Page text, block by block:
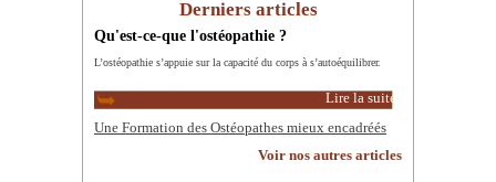
Derniers articles
Qu'est-ce-que l'ostéopathie ?
L’ostéopathie s’appuie sur la capacité du corps à s’autoéquilibrer.
Lire la suite
Une Formation des Ostéopathes mieux encadréés
Voir nos autres articles